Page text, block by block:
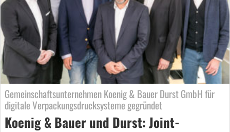
Gemeinschaftsunternehmen Koenig & Bauer Durst GmbH für
digitale Verpackungsdrucksysteme gegründet
Koenig & Bauer und Durst: Joint-